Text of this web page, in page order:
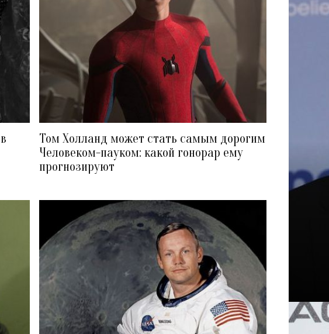
Том Холланд может стать самым дорогим
Человеком-пауком: какой гонорар ему
прогнозируют